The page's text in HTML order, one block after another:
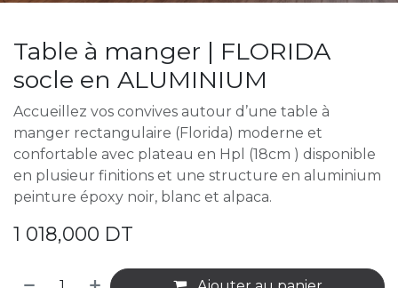
Table à manger | FLORIDA
socle en ALUMINIUM
Accueillez vos convives autour d’une table à
manger rectangulaire (Florida) moderne et
confortable avec plateau en Hpl (18cm ) disponible
en plusieur finitions et une structure en aluminium
peinture époxy noir, blanc et alpaca.
1 018,000 DT